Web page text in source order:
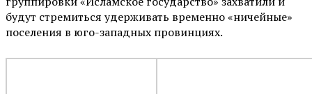
будут стремиться удерживать временно «ничейные»
поселения в юго-западных провинциях.